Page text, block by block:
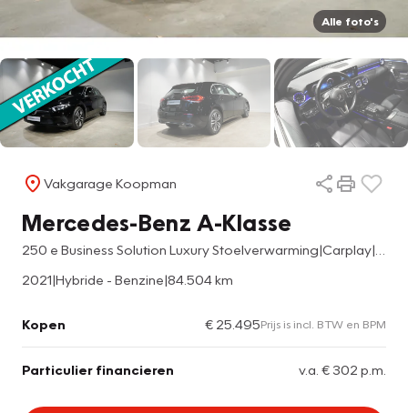
Alle foto's
Vakgarage Koopman
Mercedes-Benz A-Klasse
2021|Hybride - Benzine|84.504 km
Kopen € 25.495Prijs is incl. BTW en BPM
Particulier financieren v.a. € 302 p.m.